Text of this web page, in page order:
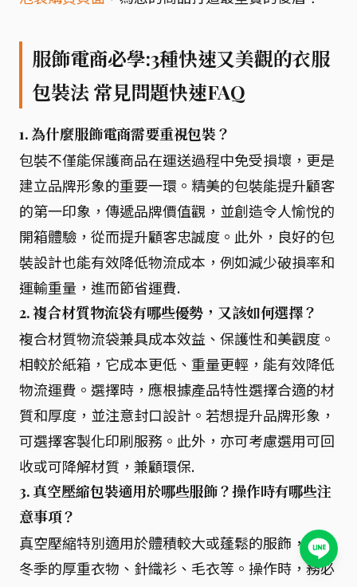
服飾電商必學:3種快速又美觀的衣服
包裝法 常見問題快速FAQ
1. 為什麼服飾電商需要重視包裝？
包裝不僅能保護商品在運送過程中免受損壞，更是
建立品牌形象的重要一環。精美的包裝能提升顧客
的第一印象，傳遞品牌價值觀，並創造令人愉悅的
開箱體驗，從而提升顧客忠誠度。此外，良好的包
裝設計也能有效降低物流成本，例如減少破損率和
運輸重量，進而節省運費.
2. 複合材質物流袋有哪些優勢，又該如何選擇？
複合材質物流袋兼具成本效益、保護性和美觀度。
相較於紙箱，它成本更低、重量更輕，能有效降低
物流運費。選擇時，應根據產品特性選擇合適的材
質和厚度，並注意封口設計。若想提升品牌形象，
可選擇客製化印刷服務。此外，亦可考慮選用可回
收或可降解材質，兼顧環保.
3. 真空壓縮包裝適用於哪些服飾？操作時有哪些注
意事項？
真空壓縮特別適用於體積較大或蓬鬆的服飾，例如
冬季的厚重衣物、針織衫、毛衣等。操作時，務必